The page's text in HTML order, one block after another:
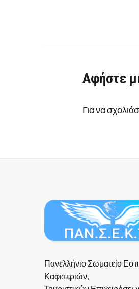
Αφήστε
Για να
Πανελλήνιο Σωματείο
Καφετεριών,